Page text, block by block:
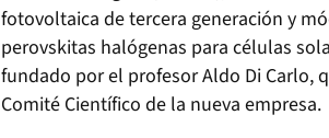
fotovoltaica de tercera generación y
perovskitas halógenas para células
fundado por el profesor Aldo Di Carlo,
Comité Científico de la nueva empresa.